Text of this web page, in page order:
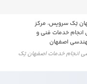
انجام خدمات اصفهان تِک